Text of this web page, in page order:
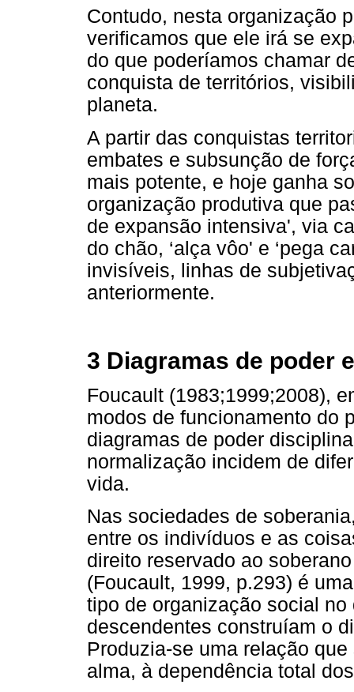
Contudo, nesta organização
verificamos que ele irá se
do que poderíamos chamar
conquista de territórios,
planeta.
A partir das conquistas
embates e subsunção de
mais potente, e hoje ganha
organização produtiva que
de expansão intensiva', via
do chão, ‘alça vôo' e ‘pega
invisíveis, linhas de
anteriormente.
3 Diagramas de poder
Foucault (1983;1999;2008),
modos de funcionamento do
diagramas de poder
normalização incidem de
vida.
Nas sociedades de
entre os indivíduos e as
direito reservado ao
(Foucault, 1999, p.293) é
tipo de organização social
descendentes construíam o
Produzia-se uma relação
alma, à dependência total